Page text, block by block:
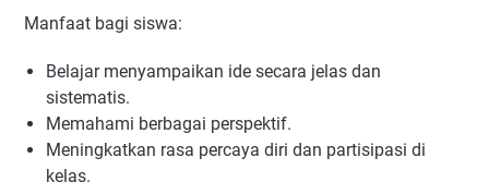
Manfaat bagi siswa:
Belajar menyampaikan ide secara jelas dan
sistematis.
Memahami berbagai perspektif.
Meningkatkan rasa percaya diri dan partisipasi di
kelas.